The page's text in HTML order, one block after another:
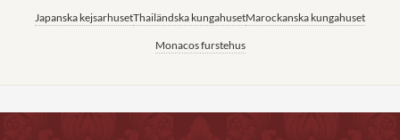
Japanska kejsarhusetThailändska kungahusetMarockanska kungahuset
Monacos furstehus